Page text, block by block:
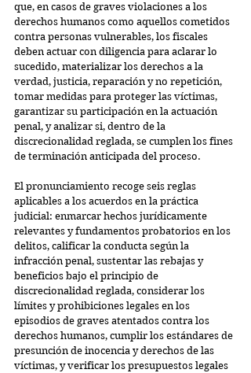
que, en casos de graves violaciones a los
derechos humanos como aquellos cometidos
contra personas vulnerables, los fiscales
deben actuar con diligencia para aclarar lo
sucedido, materializar los derechos a la
verdad, justicia, reparación y no repetición,
tomar medidas para proteger las víctimas,
garantizar su participación en la actuación
penal, y analizar si, dentro de la
discrecionalidad reglada, se cumplen los fines
de terminación anticipada del proceso.
El pronunciamiento recoge seis reglas
aplicables a los acuerdos en la práctica
judicial: enmarcar hechos jurídicamente
relevantes y fundamentos probatorios en los
delitos, calificar la conducta según la
infracción penal, sustentar las rebajas y
beneficios bajo el principio de
discrecionalidad reglada, considerar los
límites y prohibiciones legales en los
episodios de graves atentados contra los
derechos humanos, cumplir los estándares de
presunción de inocencia y derechos de las
víctimas, y verificar los presupuestos legales